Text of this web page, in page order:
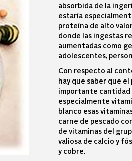
absorbida de la
estaría
proteína de alto
donde las ingestas
aumentadas como
adolescentes,
Con respecto al
hay que saber que
importante cantidad
especialmente
blanco esas
carne de pescado
de vitaminas del
valiosa de calcio y
y cobre.